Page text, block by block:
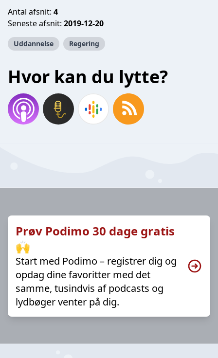
Antal afsnit: 4
Seneste afsnit: 2019-12-20
Uddannelse Regering
Hvor kan du lytte?
Prøv Podimo 30 dage gratis
🙌
Start med Podimo – registrer dig og
opdag dine favoritter med det
samme, tusindvis af podcasts og
lydbøger venter på dig.